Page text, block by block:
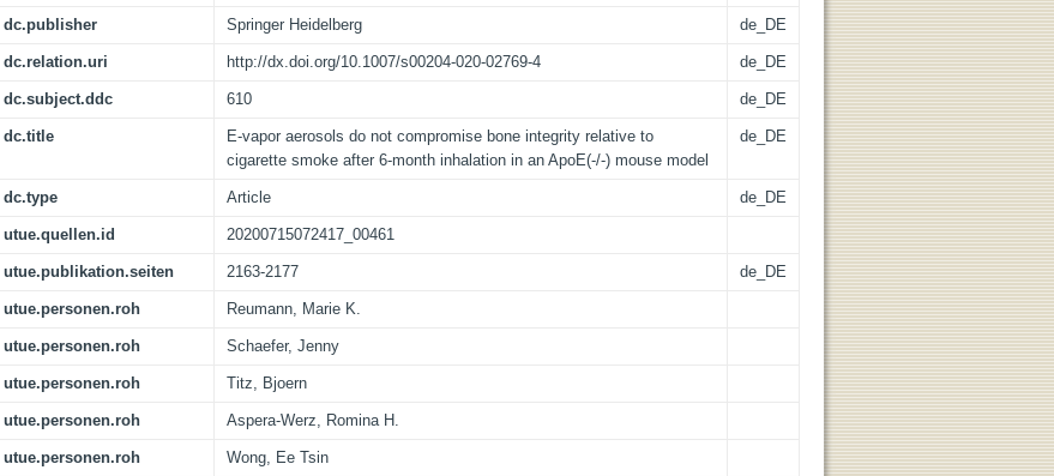
dc.publisher Springer Heidelberg de_DE
dc.relation.uri http://dx.doi.org/10.1007/s00204-020-02769-4 de_DE
dc.subject.ddc 610 de_DE
dc.title
E-vapor aerosols do not compromise bone integrity relative to
cigarette smoke after 6-month inhalation in an ApoE(-/-) mouse model
de_DE
dc.type Article de_DE
utue.quellen.id 20200715072417_00461
utue.publikation.seiten 2163-2177 de_DE
utue.personen.roh Reumann, Marie K.
utue.personen.roh Schaefer, Jenny
utue.personen.roh Titz, Bjoern
utue.personen.roh Aspera-Werz, Romina H.
utue.personen.roh Wong, Ee Tsin